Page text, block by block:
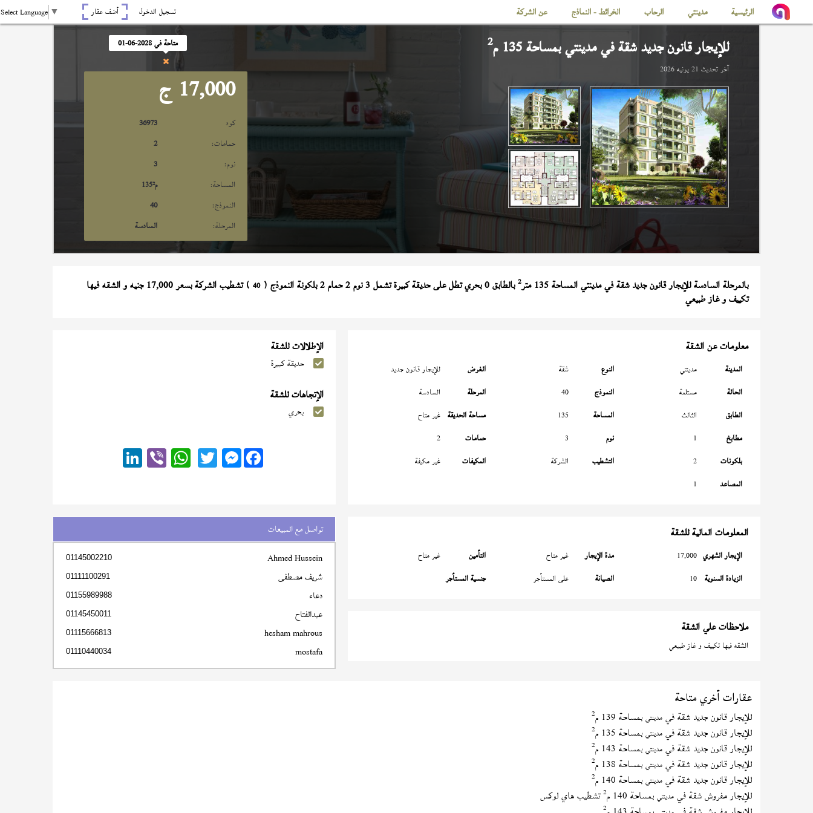
الرئيسية مدينتي الرحاب الخرائط - النماذج عن الشركة تسجيل الدخول أضف عقار Select Language ▼
للإيجار قانون جديد شقة فيمدينتيبمساحة 135 م 2
آخر تحديث 21 يونيه 2026
متاحة في 2028-06-01
17,000 ج
كود
36973
حمامات:
2
نوم:
3
المساحة:
135م²
النموذج:
40
المرحلة:
السادسة
بالمرحلة السادسة للإيجار قانون جديد شقة في مدينتي المساحة 135 متر 2بالطابق 0 بحري تطل على حديقة كبيرة تشمل 3 نوم 2 حمام 2 بلكونة النموذج ( 40 ) تشطيب الشركة بسعر 17,000 جنيه و الشقه فيها
تكييف و غاز طبيعي
معلومات عن الشقة
المدينة مدينتي النوع شقة الغرض
للإيجار قانون جديد
الحالة
مستلمة النموذج 40 المرحلة
السادسة
الطابق
الثالث المساحة 135 مساحة الحديقة غير متاح
مطابخ
1 نوم 3 حمامات
2
بلكونات
2 التشطيب الشركة المكيفات
غير مكيفة
المصاعد
1
الإطلالات للشقة
حديقة كبيرة
الإتجاهات للشقة
بحري
Messenger
المعلومات المالية للشقة
الإيجار الشهري 17,000 مدة الإيجار غير متاح التأمين
غير متاح
الزيادة السنوية 10 الصيانة على المستأجر جنسية المستأجر
ملاحظات علي الشقة
الشقه فيها تكييف و غاز طبيعي
تواصل مع المبيعات
Ahmed Hussein
01145002210
شريف مصطفى 01111100291
دعاء 01155989988
عبدالفتاح 01145450011
hesham mahrous
01115666813
mostafa
01110440034
عقارات أخري متاحة
للإيجار قانون جديد شقة في مدينتي بمساحة 139 م 2
للإيجار قانون جديد شقة في مدينتي بمساحة 135 م 2
للإيجار قانون جديد شقة في مدينتي بمساحة 143 م 2
للإيجار قانون جديد شقة في مدينتي بمساحة 138 م 2
للإيجار قانون جديد شقة في مدينتي بمساحة 140 م 2
للإيجار مفروش شقة في مدينتي بمساحة 140 م 2تشطيب هاي لوكس
2